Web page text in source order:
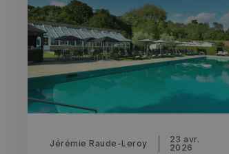
Jérémie Raude-Leroy
23 avr.
2026